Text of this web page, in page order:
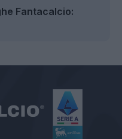
Fantacalcio: